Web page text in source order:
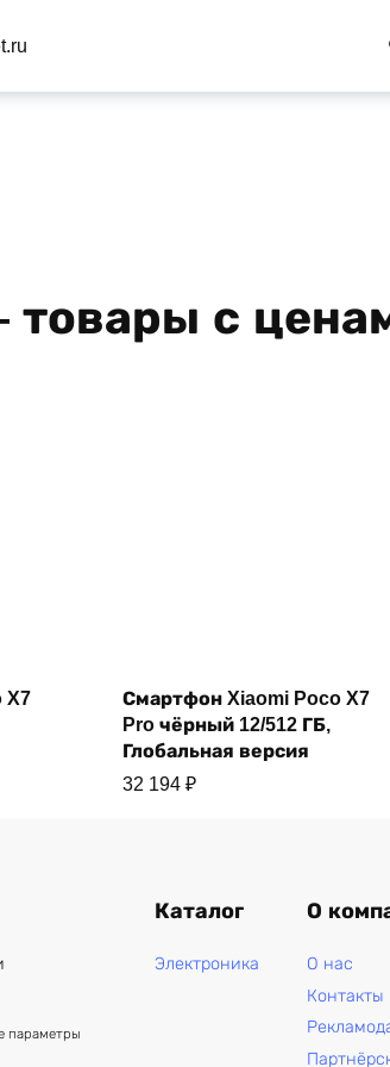
с
X7
Купить
Смартфон Xiaomi Poco X7
Pro чёрный 12/512 ГБ,
Глобальная версия
32 194 ₽
параметры
Каталог
Электроника
О
О нас
Контакты